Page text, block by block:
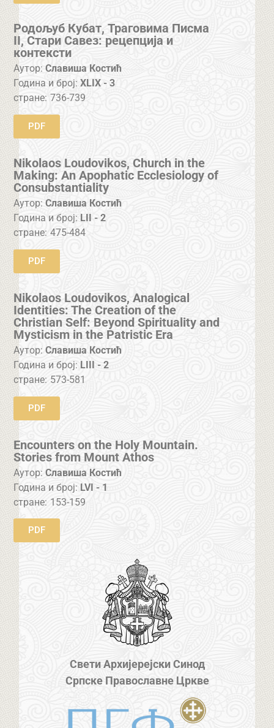
Родољуб Кубат, Траговима Писма
II, Стари Савез: рецепција и
контексти
Аутор: Славиша Костић
Година и број:XLIX - 3
стране: 736-739
PDF
Nikolaos Loudovikos, Church in the
Making: An Apophatic Ecclesiology of
Consubstantiality
Аутор: Славиша Костић
Година и број: LII - 2
стране: 475-484
PDF
Nikolaos Loudovikos, Analogical
Identities: The Creation of the
Christian Self: Beyond Spirituality and
Mysticism in the Patristic Era
Аутор: Славиша Костић
Година и број: LIII - 2
стране: 573-581
PDF
Encounters on the Holy Mountain.
Stories from Mount Athos
Аутор: Славиша Костић
Година и број: LVI - 1
стране: 153-159
PDF
Свети Архијерејски Синод
Српске Православне Цркве